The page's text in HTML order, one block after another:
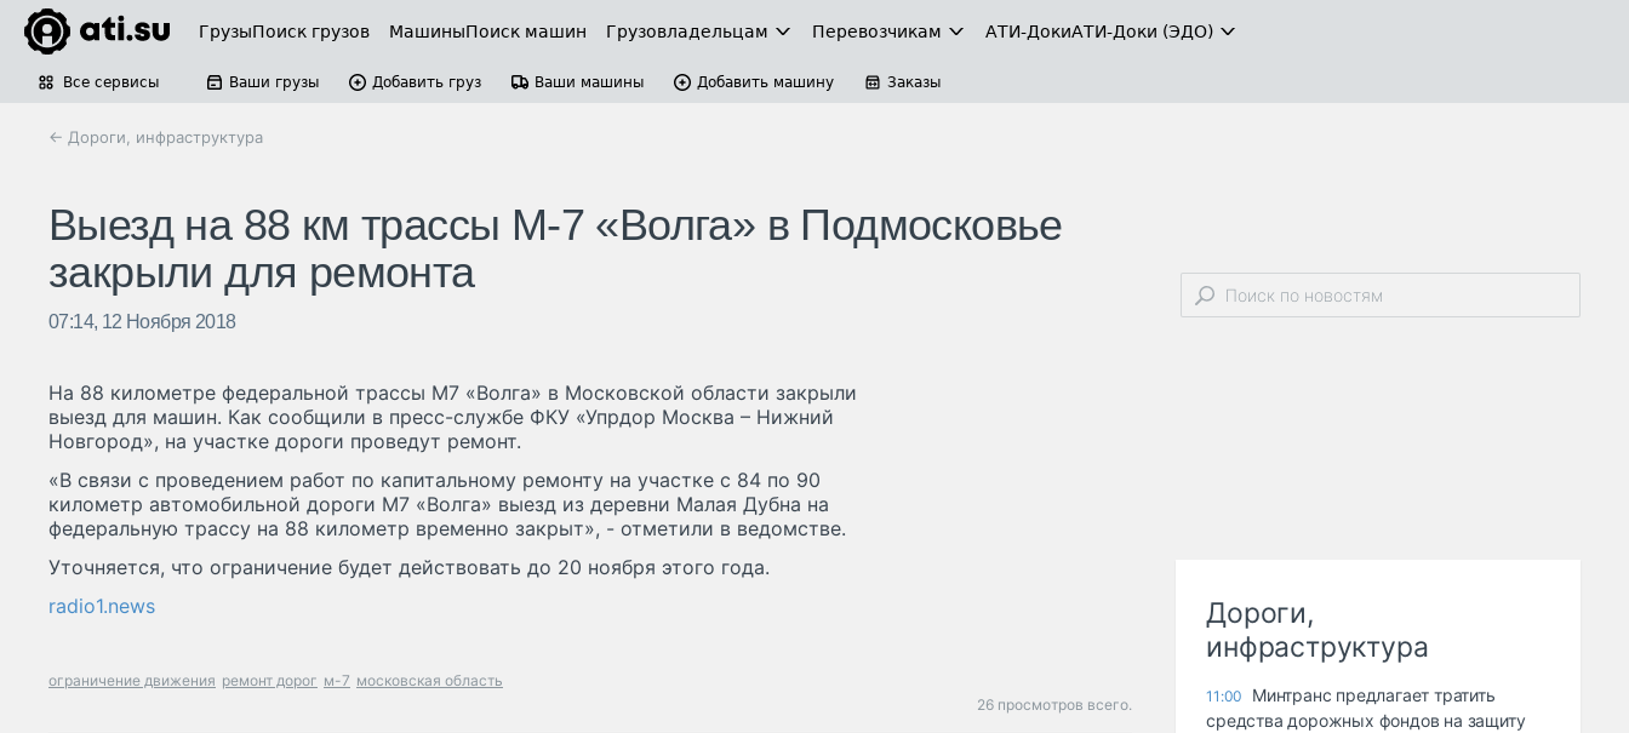
ГрузыПоиск грузов МашиныПоиск машин Грузовладельцам Перевозчикам АТИ-ДокиАТИ-Доки (ЭДО)
Все сервисы Ваши грузы Добавить груз Ваши машины Добавить машину Заказы
← Дороги, инфраструктура
Выезд на 88 км трассы М-7 «Волга» в Подмосковье
закрыли для ремонта
07:14, 12 Ноября 2018
На 88 километре федеральной трассы М7 «Волга» в Московской области закрыли
выезд для машин. Как сообщили в пресс-службе ФКУ «Упрдор Москва – Нижний
Новгород», на участке дороги проведут ремонт.
«В связи с проведением работ по капитальному ремонту на участке с 84 по 90
километр автомобильной дороги М7 «Волга» выезд из деревни Малая Дубна на
федеральную трассу на 88 километр временно закрыт», - отметили в ведомстве.
Уточняется, что ограничение будет действовать до 20 ноября этого года.
radio1.news
ограничение движения ремонт дорог м-7 московская область
26 просмотров всего.
Дороги,
инфраструктура
11:00
Минтранс предлагает тратить
средства дорожных фондов на защиту